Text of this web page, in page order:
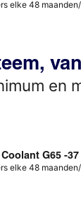
elke 48
en
G65 -
elke 48